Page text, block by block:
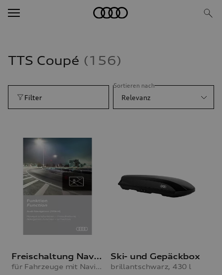
TTS Coupé 156
Filter
Sortieren nach
Relevanz
Freischaltung Navigationsfunktion
für Fahrzeuge mit Navigationsvorbereitung (MIB-H)
Ski- und Gepäckbox
brillantschwarz, 430 l